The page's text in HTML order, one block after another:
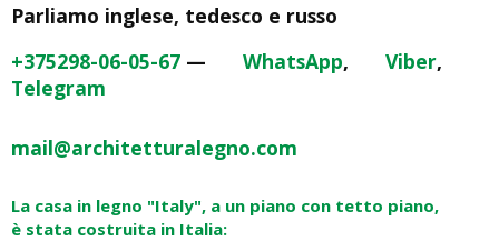
Parliamo inglese, tedesco e russo
+375298-06-05-67 — WhatsApp, Viber,
Telegram
mail@architetturalegno.com
La casa in legno "Italy", a un piano con tetto piano,
è stata costruita in Italia: